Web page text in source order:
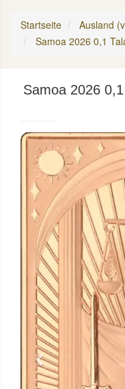
Startseite Ausland
Samoa 2026 0,1
Samoa 2026
Previous